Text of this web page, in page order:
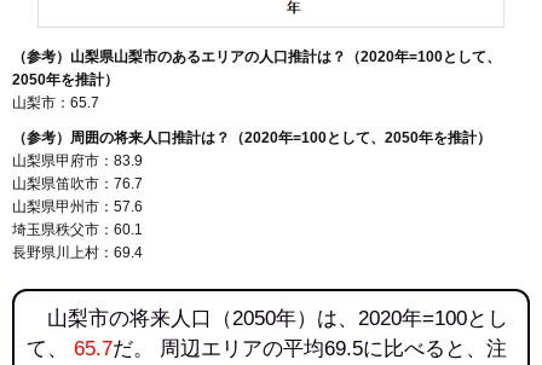
（参考）山梨県山梨市のあるエリアの人口推計は？（2020年=100として、
2050年を推計）
山梨市：65.7
（参考）周囲の将来人口推計は？（2020年=100として、2050年を推計）
山梨県甲府市：83.9
山梨県笛吹市：76.7
山梨県甲州市：57.6
埼玉県秩父市：60.1
長野県川上村：69.4
山梨市の将来人口（2050年）は、2020年=100とし
て、 65.7だ。 周辺エリアの平均69.5に比べると、注